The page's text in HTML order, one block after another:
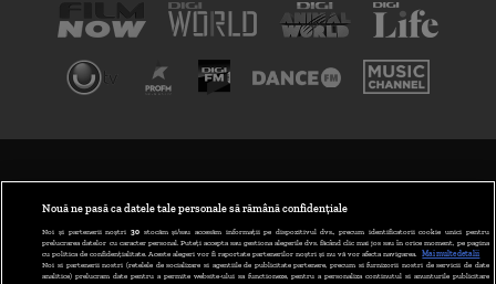
ABONARE DIGI TV
Nouă ne pasă ca datele tale personale să rămână confidențiale
Noi și partenerii noștri 30stocăm și/sau accesăm informații pe dispozitivul dvs., precum identificatorii cookie unici pentru
prelucrarea datelor cu caracter personal. Puteți accepta sau gestiona alegerile dvs. făcând clic mai jos sau în orice moment, pe pagina
cu politica de confidențialitate. Aceste alegeri vor fi raportate partenerilor noștri și nu vă vor afecta navigarea.
Mai multe detalii
Noi si partenerii nostri (retelele de socializare si agentiile de publicitate partenere, precum si furnizorii nostri de servicii de date
analitice) prelucram date pentru a permite website-ului sa functioneze, pentru a personaliza continutul si anunturile publicitare